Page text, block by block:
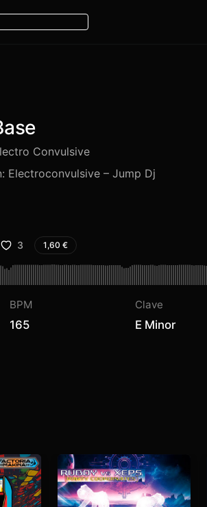
Convulsive
Electroconvulsive – Jump Dj
3 1,60 €
BPM
165
Clave
E Minor